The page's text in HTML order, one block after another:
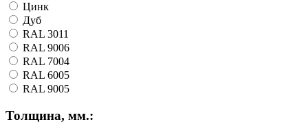
Цинк
Дуб
RAL 3011
RAL 9006
RAL 7004
RAL 6005
RAL 9005
Толщина, мм.: